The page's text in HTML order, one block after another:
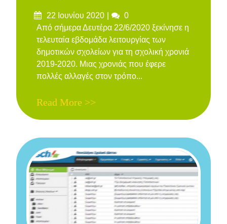
Δημοσιεύτηκε
στις
22 Ιουνίου 2020 Σχόλια
0
Από σήμερα Δευτέρα 22/6/2020 ξεκίνησε η
τελευταία εβδομάδα λειτουργίας των
δημοτικών σχολείων για τη σχολική χρονιά
2019-2020. Μιας χρονιάς που έφερε
πολλές αλλαγές στον τρόπο...
Read More >>